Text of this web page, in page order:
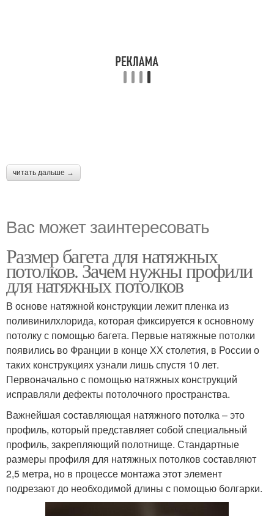
читать дальше →
Вас может заинтересовать
Размер багета для натяжных
потолков. Зачем нужны профили
для натяжных потолков
В основе натяжной конструкции лежит пленка из
поливинилхлорида, которая фиксируется к основному
потолку с помощью багета. Первые натяжные потолки
появились во Франции в конце ХХ столетия, в России о
таких конструкциях узнали лишь спустя 10 лет.
Первоначально с помощью натяжных конструкций
исправляли дефекты потолочного пространства.
Важнейшая составляющая натяжного потолка – это
профиль, который представляет собой специальный
профиль, закрепляющий полотнище. Стандартные
размеры профиля для натяжных потолков составляют
2,5 метра, но в процессе монтажа этот элемент
подрезают до необходимой длины с помощью болгарки.